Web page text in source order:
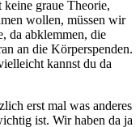
graue Theorie,
wollen, müssen wir
da abklemmen, die
an die Körperspenden.
kannst du da
erst mal was anderes
ist. Wir haben da ja